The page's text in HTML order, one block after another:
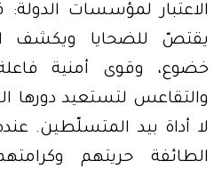
الاعتبار لمؤسسات
يقتصّ للضحايا ويكشف
خضوع، وقوى أمنية
والتقاعس لتستعيد دورها
لا أداة بيد المتسلّطين.
الطائفة حريتهم